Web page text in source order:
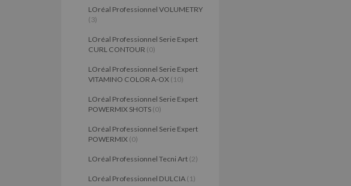
LOréal Professionnel VOLUMETRY
(3)
LOréal Professionnel Serie Expert
CURL CONTOUR (0)
LOréal Professionnel Serie Expert
VITAMINO COLOR A-OX (10)
LOréal Professionnel Serie Expert
POWERMIX SHOTS (0)
LOréal Professionnel Serie Expert
POWERMIX (0)
LOréal Professionnel Tecni Art (2)
LOréal Professionnel DULCIA (1)